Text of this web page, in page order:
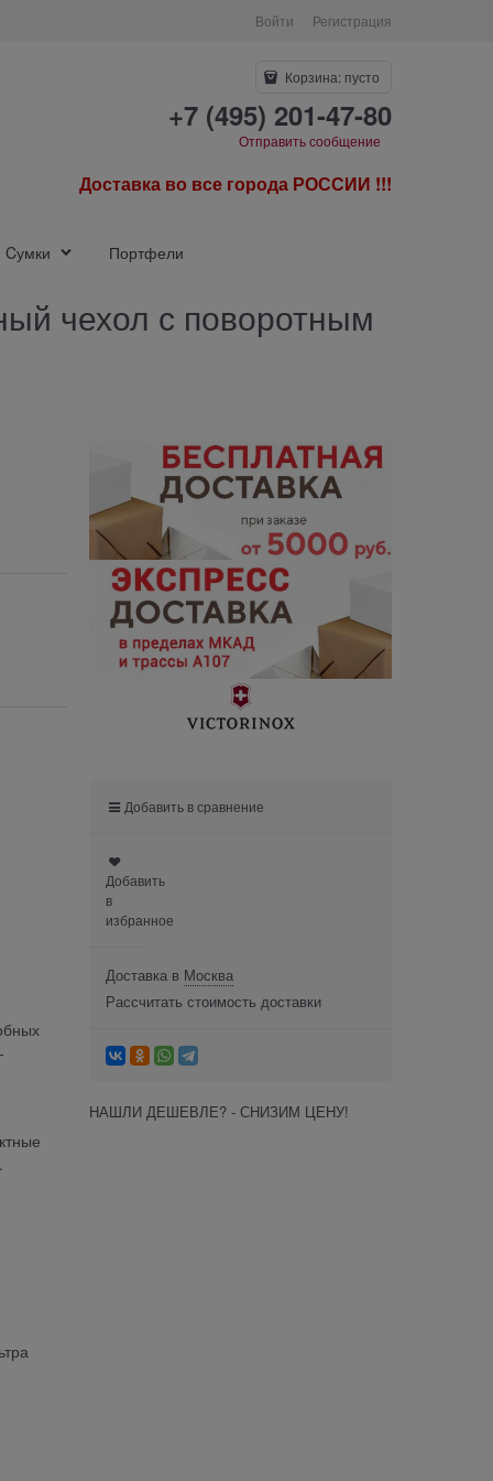
Войти Регистрация
Корзина: пусто
+7 (495) 201-47-80
Отправить сообщение
Доставка во все города РОССИИ !!!
Cумки Портфели
чехол с поворотным
Добавить в сравнение
Добавить
в
избранное
Доставка в Москва
Рассчитать стоимость доставки
НАШЛИ ДЕШЕВЛЕ? - СНИЗИМ ЦЕНУ!